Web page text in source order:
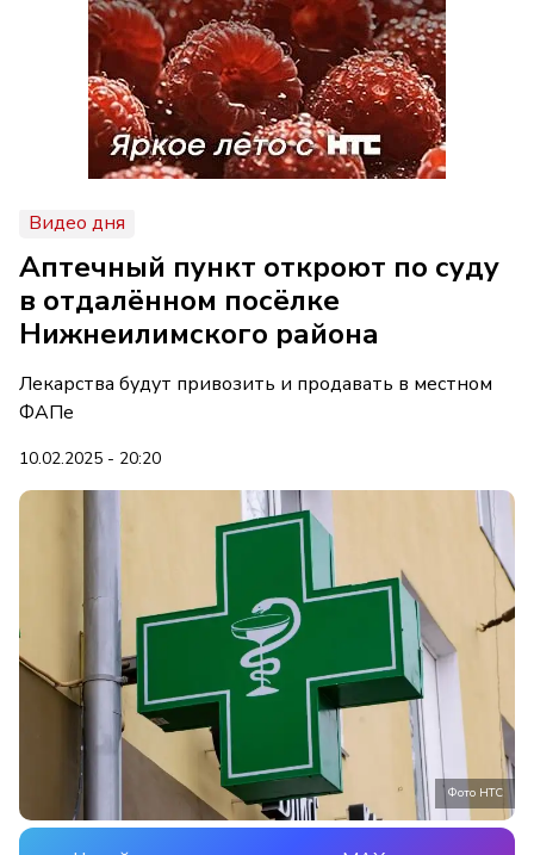
Видео дня
Аптечный пункт откроют по суду
в отдалённом посёлке
Нижнеилимского района
Лекарства будут привозить и продавать в местном
ФАПе
10.02.2025 - 20:20
Фото НТС